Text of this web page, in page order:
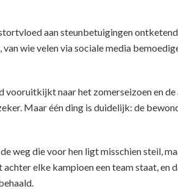
aan steunbetuigingen
wie velen via sociale media
vooruitkijkt naar het zomerseizoen en
Maar één ding is duidelijk: de
weg die voor hen ligt misschien steil,
achter elke kampioen een team staat,